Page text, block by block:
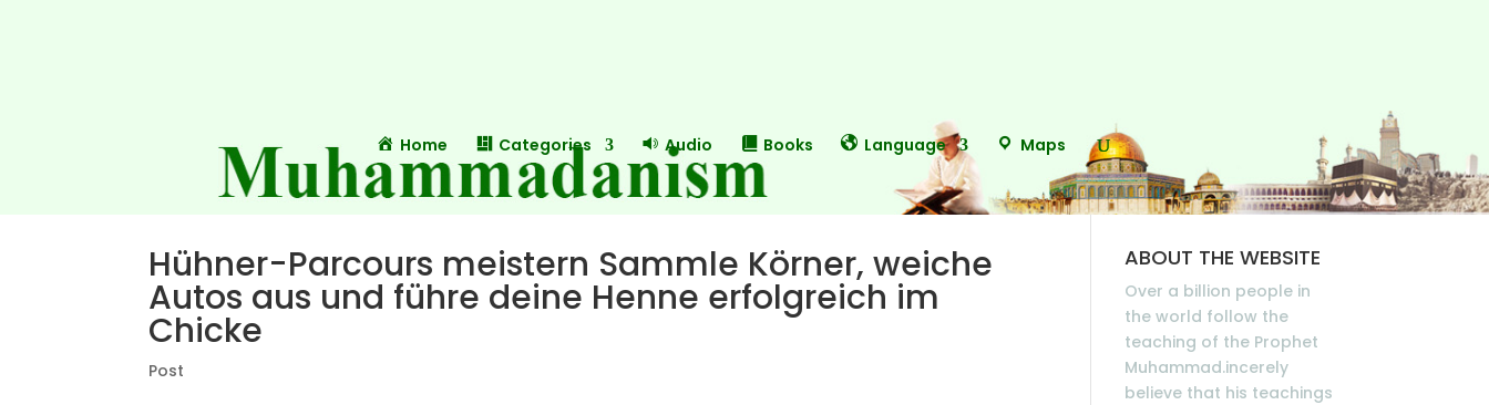
Home Categories Audio Books Language Maps
Hühner-Parcours meistern Sammle Körner, weiche
Autos aus und führe deine Henne erfolgreich im
Chicke
Post
ABOUT THE WEBSITE
Over a billion people in
the world follow the
teaching of the Prophet
Muhammad.incerely
believe that his teachings